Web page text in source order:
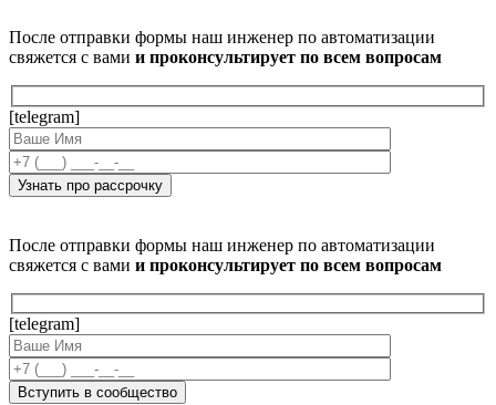
После отправки формы наш инженер по автоматизации
свяжется с вами и проконсультирует по всем вопросам
[telegram]
После отправки формы наш инженер по автоматизации
свяжется с вами и проконсультирует по всем вопросам
[telegram]